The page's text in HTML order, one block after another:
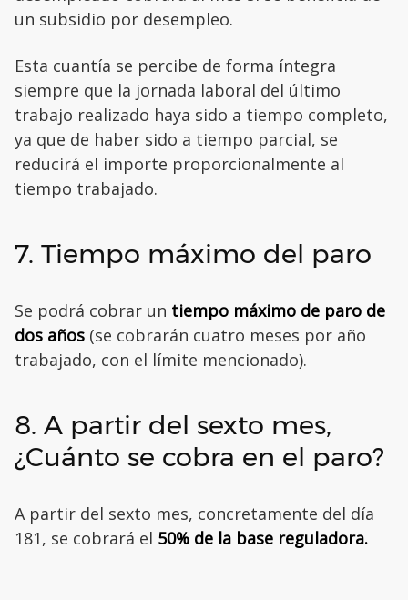
un subsidio por desempleo.
Esta cuantía se percibe de forma íntegra
siempre que la jornada laboral del último
trabajo realizado haya sido a tiempo completo,
ya que de haber sido a tiempo parcial, se
reducirá el importe proporcionalmente al
tiempo trabajado.
7. Tiempo máximo del paro
Se podrá cobrar un tiempo máximo de paro de
dos años (se cobrarán cuatro meses por año
trabajado, con el límite mencionado).
8. A partir del sexto mes,
¿Cuánto se cobra en el paro?
A partir del sexto mes, concretamente del día
181, se cobrará el 50% de la base reguladora.